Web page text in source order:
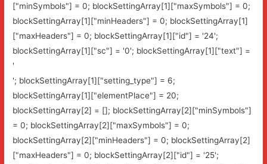
["minSymbols"] = 0; blockSettingArray[1]["maxSymbols"] = 0;
blockSettingArray[1]["minHeaders"] = 0; blockSettingArray[1]
["maxHeaders"] = 0; blockSettingArray[1]["id"] = '24';
blockSettingArray[1]["sc"] = '0'; blockSettingArray[1]["text"] =
'
'; blockSettingArray[1]["setting_type"] = 6;
blockSettingArray[1]["elementPlace"] = 20;
blockSettingArray[2] = []; blockSettingArray[2]["minSymbols"]
= 0; blockSettingArray[2]["maxSymbols"] = 0;
blockSettingArray[2]["minHeaders"] = 0; blockSettingArray[2]
["maxHeaders"] = 0; blockSettingArray[2]["id"] = '25';